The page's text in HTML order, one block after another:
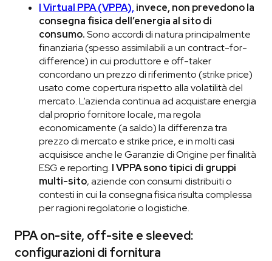
I Virtual PPA (VPPA), invece, non prevedono la
consegna fisica dell’energia al sito di
consumo.Sono accordi di natura principalmente
finanziaria (spesso assimilabili a un contract-for-
difference) in cui produttore e off-taker
concordano un prezzo di riferimento (strike price)
usato come copertura rispetto alla volatilità del
mercato. L’azienda continua ad acquistare energia
dal proprio fornitore locale, ma regola
economicamente (a saldo) la differenza tra
prezzo di mercato e strike price, e in molti casi
acquisisce anche le Garanzie di Origine per finalità
ESG e reporting. I VPPA sono tipici di gruppi
multi-sito, aziende con consumi distribuiti o
contesti in cui la consegna fisica risulta complessa
per ragioni regolatorie o logistiche.
PPA on-site, off-site e sleeved:
configurazioni di fornitura